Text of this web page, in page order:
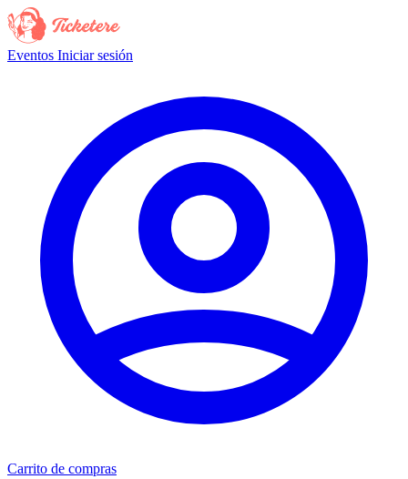
Eventos Iniciar sesión
Carrito de compras